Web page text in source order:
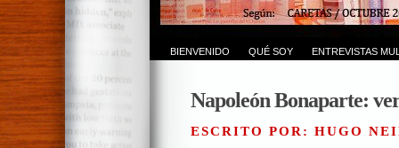
BIENVENIDO QUÉ SOY ENTREVISTAS
Napoleón Bonaparte:
ESCRITO POR: HUGO